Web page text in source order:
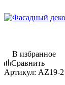
В избранное
Сравнить
Артикул: AZ19-2